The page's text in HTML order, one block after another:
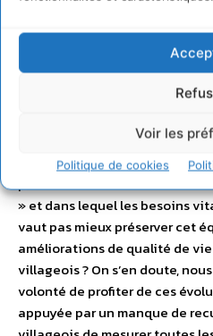
Voir les
Politique de cookies
jugeait indispensable pour le
réellement mettre en péril la
rendant peu à peu obsolète.
qualité de vie, l’éducation, les
culturelle, les valeurs
nature et la famille, A
pour le cas d’un mode de vie
» et dans lequel les besoins
vaut pas mieux préserver cet
améliorations de qualité de
villageois ? On s’en doute,
volonté de profiter de ces
appuyée par un manque de